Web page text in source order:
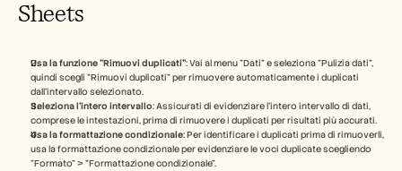
Sheets
Usa la funzione "Rimuovi duplicati": Vai al menu "Dati" e seleziona "Pulizia dati",
quindi scegli "Rimuovi duplicati" per rimuovere automaticamente i duplicati
dall'intervallo selezionato.
Seleziona l'intero intervallo: Assicurati di evidenziare l'intero intervallo di dati,
comprese le intestazioni, prima di rimuovere i duplicati per risultati più accurati.
Usa la formattazione condizionale: Per identificare i duplicati prima di rimuoverli,
usa la formattazione condizionale per evidenziare le voci duplicate scegliendo
"Formato" > "Formattazione condizionale".